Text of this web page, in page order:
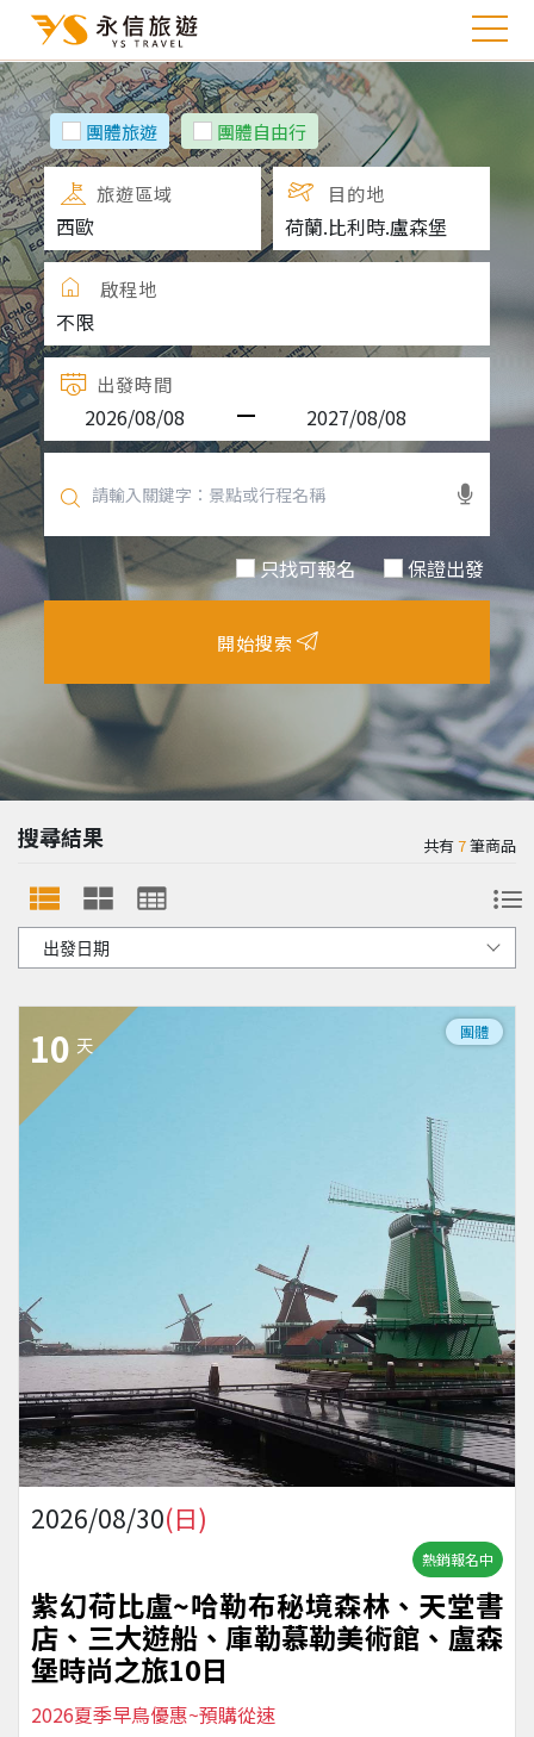
團體旅遊 團體自由行
旅遊區域 目的地
啟程地
出發時間
只找可報名 保證出發
開始搜索
搜尋結果 共有7筆商品
10 天
團體
2026/08/30(日)
熱銷報名中
紫幻荷比盧~哈勒布秘境森林、天堂書
店、三大遊船、庫勒慕勒美術館、盧森
堡時尚之旅10日
2026夏季早鳥優惠~預購從速